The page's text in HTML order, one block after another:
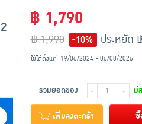
฿ 1,790
฿ 1,990 -10% ประหยัด
ใช้ได้ตั้งแต่ 19/06/2024 - 06/08/2026
รวมยอดของ - + มี
เพิ่มลงตะกร้า ซื้